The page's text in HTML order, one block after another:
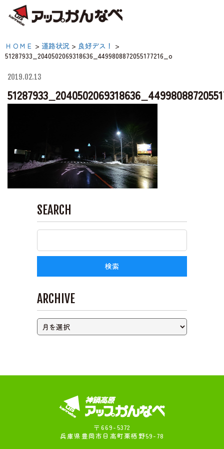
【公式】アップかんなべ
庫県豊岡市・関西 アウ
ア・キャンプ場・熱気球
原アクティビティ
夏のスキー場も「かなり遊べる」！
神鍋高原キャンプ場
神鍋高原アクティビティ
宿泊案内
神鍋高原体育館
ライブカメラ
ＨＯＭＥ > 道路状況 > 良好デス！ >
51287933_2040502069318636_4499808872055177216_o
2019.02.13
SEARCH
ARCHIVE
〒669-5372
兵庫県豊岡市日高町栗栖野59-78